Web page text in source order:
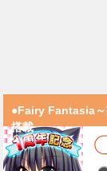
●Fairy Fantasia～
搭載